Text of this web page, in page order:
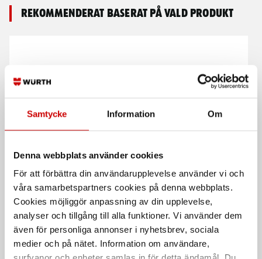
Samtycke Information Om
Denna webbplats använder cookies
För att förbättra din användarupplevelse använder vi och
våra samarbetspartners cookies på denna webbplats.
Cookies möjliggör anpassning av din upplevelse,
analyser och tillgång till alla funktioner. Vi använder dem
även för personliga annonser i nyhetsbrev, sociala
medier och på nätet. Information om användare,
Rekommenderat baserat på vald produkt
mätning.
felsökning. Temperaturmätning